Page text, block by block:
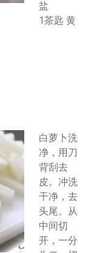
盐
1茶匙 黄
白萝卜洗
净，用刀
背刮去
皮。冲洗
干净，去
头尾。从
中间切
开，一分